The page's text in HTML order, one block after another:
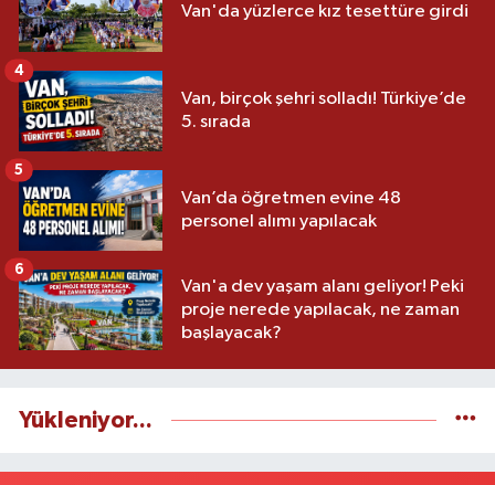
Van'da yüzlerce kız tesettüre girdi
Van, birçok şehri solladı! Türkiye’de
5. sırada
4
Van’da öğretmen evine 48
personel alımı yapılacak
5
Van'a dev yaşam alanı geliyor! Peki
proje nerede yapılacak, ne zaman
başlayacak?
6
Yükleniyor...